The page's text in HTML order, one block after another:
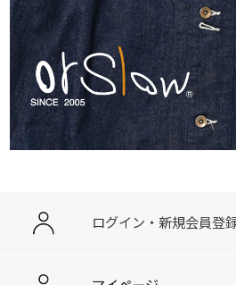
ログイン・新規会員登